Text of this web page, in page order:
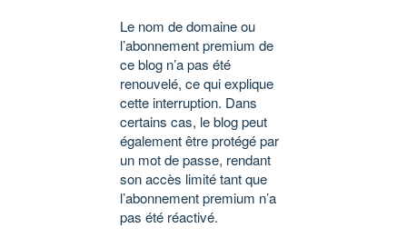
Le nom de domaine ou
l’abonnement premium de
ce blog n’a pas été
renouvelé, ce qui explique
cette interruption. Dans
certains cas, le blog peut
également être protégé par
un mot de passe, rendant
son accès limité tant que
l’abonnement premium n’a
pas été réactivé.